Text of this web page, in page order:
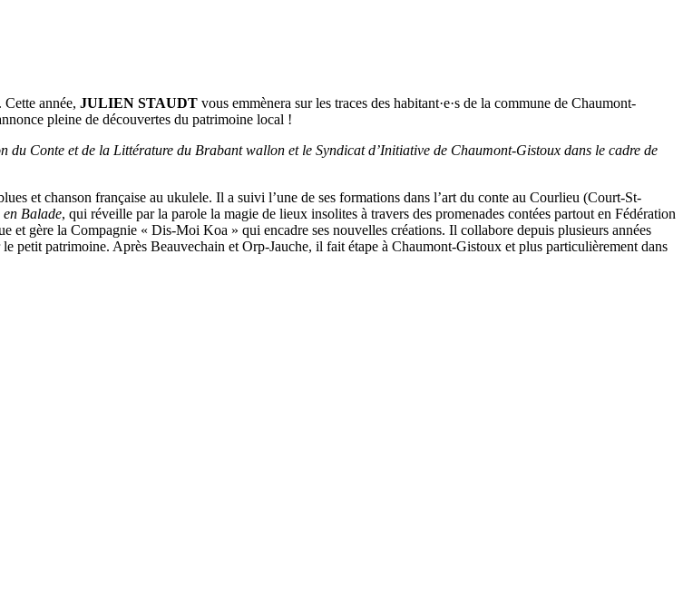
année, JULIEN STAUDT vous emmènera sur les traces des habitant·e·s de la commune de Chaumont-
pleine de découvertes du patrimoine local !
Conte et de la Littérature du Brabant wallon et le Syndicat d’Initiative de Chaumont-Gistoux dans le cadre de
et chanson française au ukulele. Il a suivi l’une de ses formations dans l’art du conte au Courlieu (Court-St-
en Balade, qui réveille par la parole la magie de lieux insolites à travers des promenades contées partout en Fédération
gère la Compagnie « Dis-Moi Koa » qui encadre ses nouvelles créations. Il collabore depuis plusieurs années
petit patrimoine. Après Beauvechain et Orp-Jauche, il fait étape à Chaumont-Gistoux et plus particulièrement dans